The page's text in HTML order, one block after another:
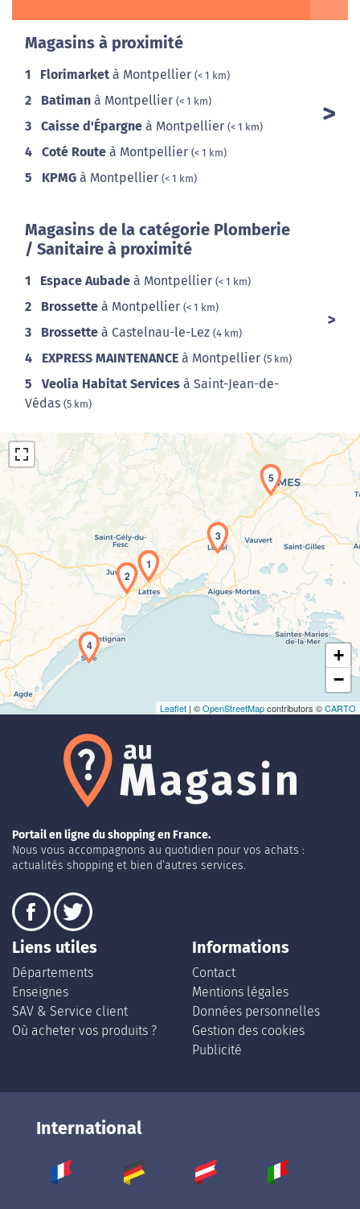
Magasins à proximité
1 Florimarket à Montpellier (< 1 km)
2 Batiman à Montpellier (< 1 km)
3 Caisse d'Épargne à Montpellier (< 1 km)
4 Coté Route à Montpellier (< 1 km)
5 KPMG à Montpellier (< 1 km)
Magasins de la catégorie Plomberie
/ Sanitaire à proximité
1 Espace Aubade à Montpellier (< 1 km)
2 Brossette à Montpellier (< 1 km)
3 Brossette à Castelnau-le-Lez (4 km)
4 EXPRESS MAINTENANCE à Montpellier (5 km)
5 Veolia Habitat Services à Saint-Jean-de-
Védas (5 km)
Chargement de la carte en cours...
1
2
3
4
5
+
−
Leaflet | ©OpenStreetMapcontributors ©CARTO
Portail en ligne du shopping en France.
Nous vous accompagnons au quotidien pour vos achats :
actualités shopping et bien d’autres services.
Liens utiles
Départements
Enseignes
SAV & Service client
Où acheter vos produits ?
Informations
Contact
Mentions légales
Données personnelles
Gestion des cookies
Publicité
International